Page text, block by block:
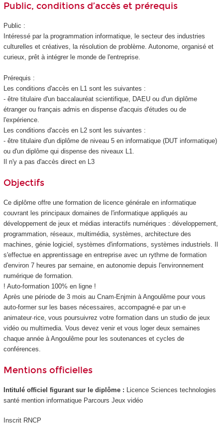
Public, conditions d’accès et prérequis
Public :
Intéressé par la programmation informatique, le secteur des industries
culturelles et créatives, la résolution de problème. Autonome, organisé et
curieux, prêt à intégrer le monde de l'entreprise.
Prérequis :
Les conditions d'accès en L1 sont les suivantes :
- être titulaire d'un baccalauréat scientifique, DAEU ou d'un diplôme
étranger ou français admis en dispense d'acquis d'études ou de
l'expérience.
Les conditions d'accès en L2 sont les suivantes :
- être titulaire d'un diplôme de niveau 5 en informatique (DUT informatique)
ou d'un diplôme qui dispense des niveaux L1.
Il n'y a pas d'accès direct en L3
Objectifs
Ce diplôme offre une formation de licence générale en informatique
couvrant les principaux domaines de l'informatique appliqués au
développement de jeux et médias interactifs numériques : développement,
programmation, réseaux, multimédia, systèmes, architecture des
machines, génie logiciel, systèmes d'informations, systèmes industriels. Il
s'effectue en apprentissage en entreprise avec un rythme de formation
d'environ 7 heures par semaine, en autonomie depuis l'environnement
numérique de formation.
! Auto-formation 100% en ligne !
Après une période de 3 mois au Cnam-Enjmin à Angoulême pour vous
auto-former sur les bases nécessaires, accompagné·e par un·e
animateur·rice, vous poursuivrez votre formation dans un studio de jeux
vidéo ou multimedia. Vous devez venir et vous loger deux semaines
chaque année à Angoulême pour les soutenances et cycles de
conférences.
Mentions officielles
Intitulé officiel figurant sur le diplôme : Licence Sciences technologies
santé mention informatique Parcours Jeux vidéo
Inscrit RNCP